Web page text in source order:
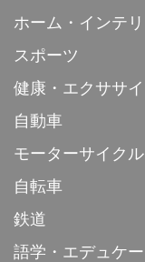
ホーム・インテ
スポーツ
健康・エクササ
自動車
モーターサイクル
自転車
鉄道
語学・エデュケ